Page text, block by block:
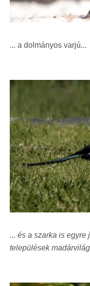
... a dolmányos varjú...
... és a szarka is
települések